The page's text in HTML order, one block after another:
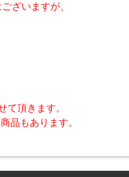
ざいますが、
て頂きます。
品もあります。